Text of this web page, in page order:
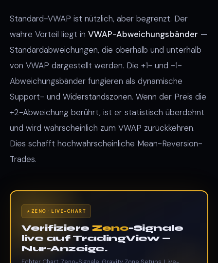
Standard-VWAP ist nützlich, aber begrenzt. Der
wahre Vorteil liegt in VWAP-Abweichungsbänder —
Standardabweichungen, die oberhalb und unterhalb
von VWAP dargestellt werden. Die +1- und -1-
Abweichungsbänder fungieren als dynamische
Support- und Widerstandszonen. Wenn der Preis die
+2-Abweichung berührt, ist er statistisch überdehnt
und wird wahrscheinlich zum VWAP zurückkehren.
Dies schafft hochwahrscheinliche Mean-Reversion-
Trades.
ZENO · LIVE-CHART
Verifiziere Zeno-Signale
live auf TradingView —
Nur-Anzeige.